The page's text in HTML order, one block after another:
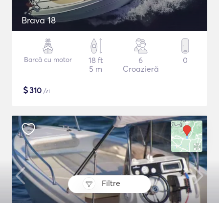
Filtre
Brava 18
Barcă cu motor
18 ft
5 m
6
Croazieră
0
$310 /zi